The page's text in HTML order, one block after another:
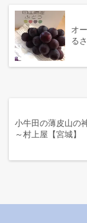
オ
る
小牛田の薄皮山の
～村上屋【宮城】